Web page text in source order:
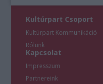
Kultúrpart Csoport
Kultúrpart Kommunikáció
Rólunk
Kapcsolat
Impresszum
Partnereink